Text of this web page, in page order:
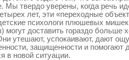
Мы твердо уверены, когда речь
лет, эти «переходные
психологи плюшевых мишек
могут доставить гораздо больше
утешают, успокаивают, дают
защищенности и помогают
в новой ситуации.